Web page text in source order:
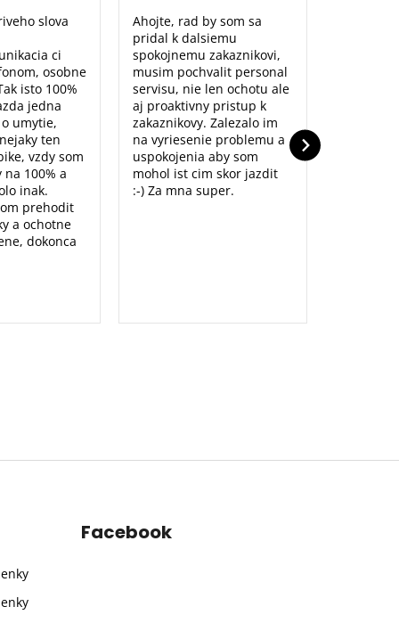
slova
ci
osobne
isto 100%
jedna
umytie,
ten
vzdy som
100% a
inak.
prehodit
a ochotne
dokonca
Ahojte, rad by som sa
pridal k dalsiemu
spokojnemu zakaznikovi,
musim pochvalit personal
servisu, nie len ochotu ale
aj proaktivny pristup k
zakaznikovy. Zalezalo im
na vyriesenie problemu a
uspokojenia aby som
mohol ist cim skor jazdit
:-) Za mna super.
Facebook